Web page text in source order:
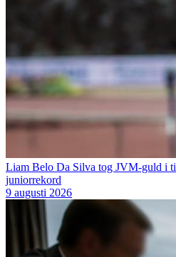
Liam Belo Da Silva tog JVM-guld i
juniorrekord
9 augusti 2026